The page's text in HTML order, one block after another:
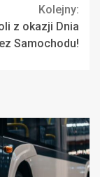
Kolejny:
z okazji Dnia
Samochodu!